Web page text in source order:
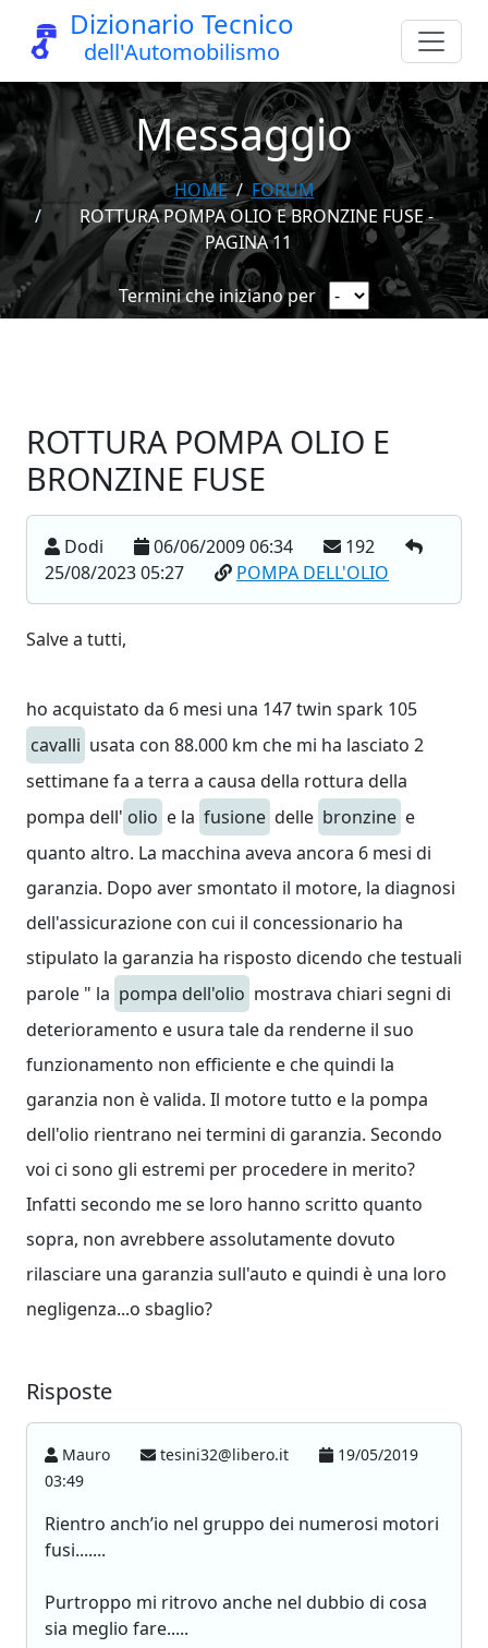
Dizionario Tecnico
dell'Automobilismo
Messaggio
HOME
FORUM
ROTTURA POMPA OLIO E BRONZINE FUSE -
PAGINA 11
Termini che iniziano per
ROTTURA POMPA OLIO E
BRONZINE FUSE
Dodi 06/06/2009 06:34
192
25/08/2023 05:27
POMPA DELL'OLIO
Salve a tutti,
ho acquistato da 6 mesi una 147 twin spark 105
cavalli usata con 88.000 km che mi ha lasciato 2
settimane fa a terra a causa della rottura della
pompa dell' olio e la fusione delle bronzine e
quanto altro. La macchina aveva ancora 6 mesi di
garanzia. Dopo aver smontato il motore, la diagnosi
dell'assicurazione con cui il concessionario ha
stipulato la garanzia ha risposto dicendo che testuali
parole " la pompa dell'olio mostrava chiari segni di
deterioramento e usura tale da renderne il suo
funzionamento non efficiente e che quindi la
garanzia non è valida. Il motore tutto e la pompa
dell'olio rientrano nei termini di garanzia. Secondo
voi ci sono gli estremi per procedere in merito?
Infatti secondo me se loro hanno scritto quanto
sopra, non avrebbere assolutamente dovuto
rilasciare una garanzia sull'auto e quindi è una loro
negligenza...o sbaglio?
Risposte
Mauro tesini32@libero.it
19/05/2019
03:49
Rientro anch’io nel gruppo dei numerosi motori
fusi.......
Purtroppo mi ritrovo anche nel dubbio di cosa
sia meglio fare.....